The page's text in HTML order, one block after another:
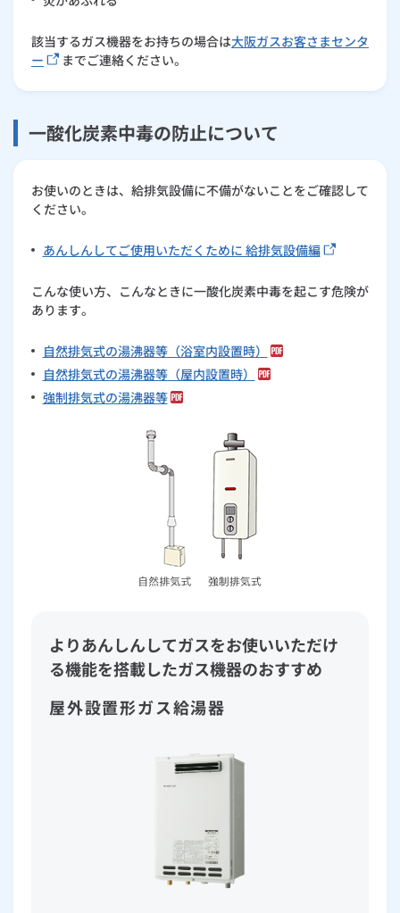
該当するガス機器をお持ちの場合は大阪ガスお客さまセンタ
ー
までご連絡ください。
一酸化炭素中毒の防止について
お使いのときは、給排気設備に不備がないことをご確認して
ください。
あんしんしてご使用いただくために 給排気設備編
こんな使い方、こんなときに一酸化炭素中毒を起こす危険が
あります。
自然排気式の湯沸器等（浴室内設置時）
自然排気式の湯沸器等（屋内設置時）
強制排気式の湯沸器等
よりあんしんしてガスをお使いいただけ
る機能を搭載したガス機器のおすすめ
屋外設置形ガス給湯器